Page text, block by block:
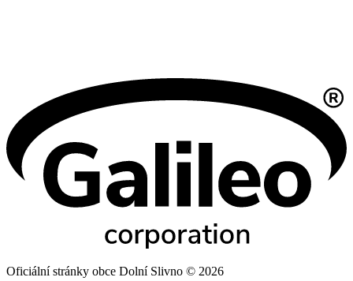
Oficiální stránky obce Dolní Slivno © 2026